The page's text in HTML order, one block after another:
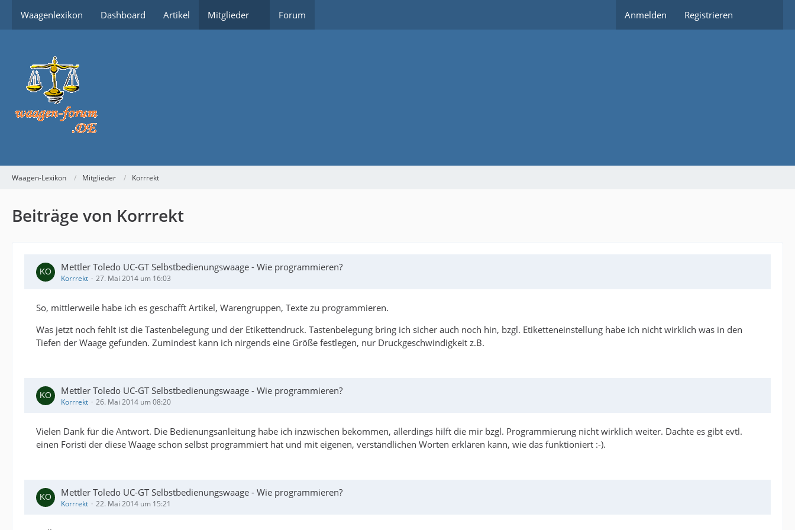
Waagenlexikon Dashboard Artikel Mitglieder Forum Anmelden Registrieren
Waagen-Lexikon Mitglieder Korrrekt
Beiträge von Korrrekt
Mettler Toledo UC-GT Selbstbedienungswaage - Wie programmieren?
Korrrekt 27. Mai 2014 um 16:03
So, mittlerweile habe ich es geschafft Artikel, Warengruppen, Texte zu programmieren.
Was jetzt noch fehlt ist die Tastenbelegung und der Etikettendruck. Tastenbelegung bring ich sicher auch noch hin, bzgl. Etiketteneinstellung habe ich nicht wirklich was in den
Tiefen der Waage gefunden. Zumindest kann ich nirgends eine Größe festlegen, nur Druckgeschwindigkeit z.B.
Mettler Toledo UC-GT Selbstbedienungswaage - Wie programmieren?
Korrrekt 26. Mai 2014 um 08:20
Vielen Dank für die Antwort. Die Bedienungsanleitung habe ich inzwischen bekommen, allerdings hilft die mir bzgl. Programmierung nicht wirklich weiter. Dachte es gibt evtl.
einen Foristi der diese Waage schon selbst programmiert hat und mit eigenen, verständlichen Worten erklären kann, wie das funktioniert :-).
Mettler Toledo UC-GT Selbstbedienungswaage - Wie programmieren?
Korrrekt 22. Mai 2014 um 15:21